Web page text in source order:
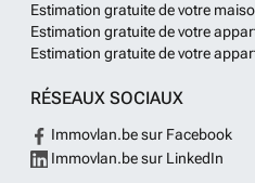
Estimation gratuite de votre
Estimation gratuite de votre
Estimation gratuite de votre
RÉSEAUX SOCIAUX
Immovlan.be sur Facebook
Immovlan.be sur LinkedIn